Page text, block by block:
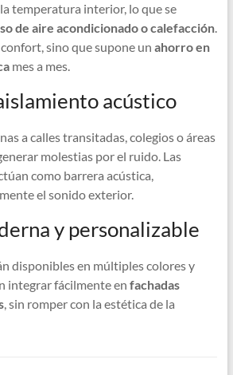
temperatura interior, lo que se
de aire acondicionado o calefacción.
sino que supone un ahorro en
mes a mes.
acústico
a calles transitadas, colegios o áreas
molestias por el ruido. Las
como barrera acústica,
el sonido exterior.
y personalizable
disponibles en múltiples colores y
integrar fácilmente en fachadas
, sin romper con la estética de la